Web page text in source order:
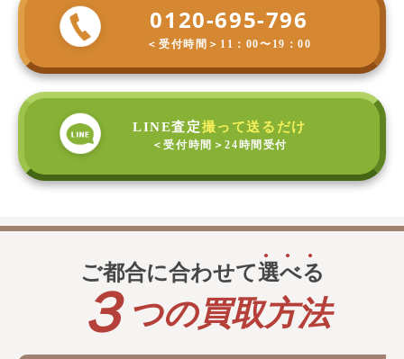
0120-695-796
＜受付時間＞ 11：00〜19：00
LINE査定撮って送るだけ
＜受付時間＞24時間受付
ご都合に合わせて選べる
３ つの買取方法